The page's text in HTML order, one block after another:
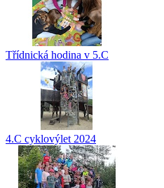
Třídnická hodina v 5.C
4.C cyklovýlet 2024